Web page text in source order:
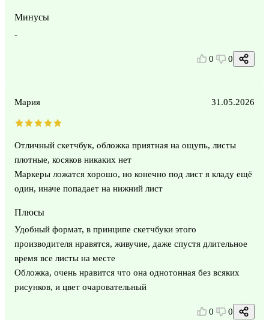
Минусы
-
0 0
Мария 31.05.2026
Отличный скетчбук, обложка приятная на ощупь, листы
плотные, косяков никаких нет
Маркеры ложатся хорошо, но конечно под лист я кладу ещё
один, иначе попадает на нижний лист
Плюсы
Удобный формат, в принципе скетчбуки этого
производителя нравятся, живучие, даже спустя длительное
время все листы на месте
Обложка, очень нравится что она однотонная без всяких
рисунков, и цвет очаровательный
0 0